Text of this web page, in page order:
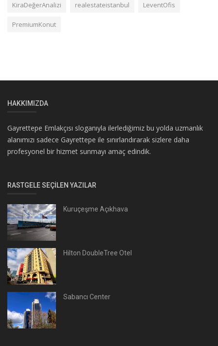
KiraDeğerAnalizi realestateistanbul LeventOfis
PremiumKonut
HAKKIMIZDA
Gayrettepe Emlakçısı sloganıyla ilerlediğimiz bu yolda uzmanlık
alanımızı sadece Gayrettepe ile sınırlandırarak sizlere daha
profesyonel bir hizmet sunmayı amaç edindik.
RASTGELE SEÇILEN YAZILAR
Kuruçeşme Açıkhava
Hilton DoubleTree Otel
Sabancı Center